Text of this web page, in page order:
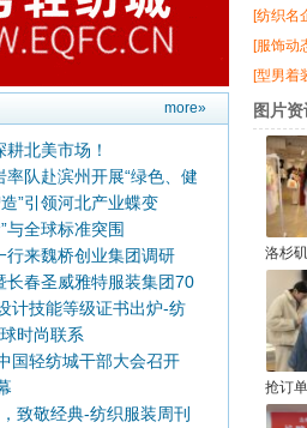
more»
北美市场！
队赴滨州开展“绿色、健
”引领河北产业蝶变
与全球标准突围
行来魏桥创业集团调研
长春圣威雅特服装集团70
计技能等级证书出炉-纺
时尚联系
国轻纺城干部大会召开
致敬经典-纺织服装周刊
明
应
品牌
[纺织名
动络筒
[服饰动
周刊观
[型男着
研发平
季
图片
洛杉
岸
抢订
纺织